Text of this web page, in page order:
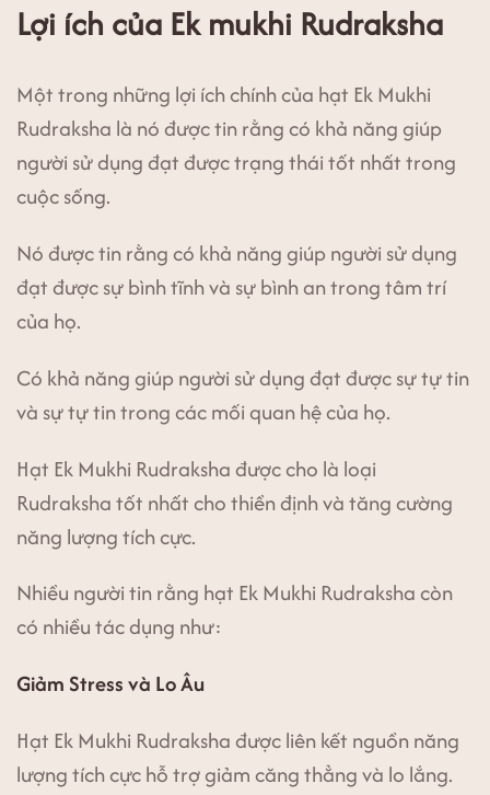
Lợi ích của Ek mukhi Rudraksha
Một trong những lợi ích chính của hạt Ek Mukhi
Rudraksha là nó được tin rằng có khả năng giúp
người sử dụng đạt được trạng thái tốt nhất trong
cuộc sống.
Nó được tin rằng có khả năng giúp người sử dụng
đạt được sự bình tĩnh và sự bình an trong tâm trí
của họ.
Có khả năng giúp người sử dụng đạt được sự tự tin
và sự tự tin trong các mối quan hệ của họ.
Hạt Ek Mukhi Rudraksha được cho là loại
Rudraksha tốt nhất cho thiền định và tăng cường
năng lượng tích cực.
Nhiều người tin rằng hạt Ek Mukhi Rudraksha còn
có nhiều tác dụng như:
Giảm Stress và Lo Âu
Hạt Ek Mukhi Rudraksha được liên kết nguồn năng
lượng tích cực hỗ trợ giảm căng thẳng và lo lắng.